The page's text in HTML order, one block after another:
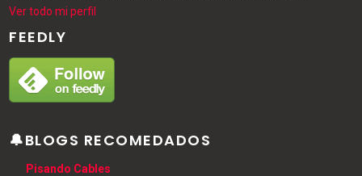
Ver todo mi perfil
FEEDLY
🔔BLOGS RECOMEDADOS
Pisando Cables